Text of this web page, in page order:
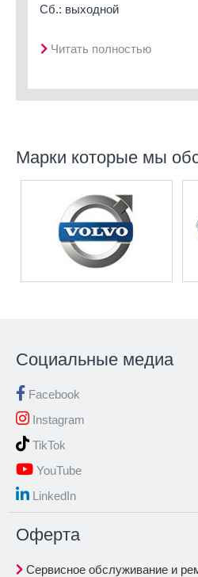
Сб.: выходной
Читать полностью
Марки которые мы
Социальные медиа
Facebook
Instagram
TikTok
YouTube
LinkedIn
Oферта
Сервисное обслуживание и